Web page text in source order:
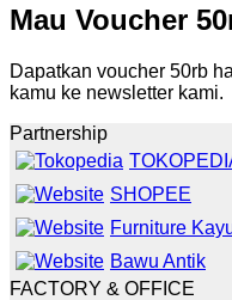
Mau Voucher
Dapatkan voucher 50rb
kamu ke newsletter kami.
Partnership
SHOPEE
Furniture
Bawu Antik
FACTORY & OFFICE